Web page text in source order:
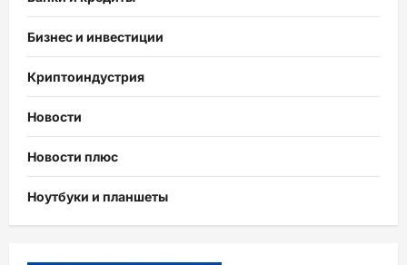
Бизнес и инвестиции
Криптоиндустрия
Новости
Новости плюс
Ноутбуки и планшеты